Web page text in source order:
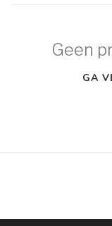
Geen
GA